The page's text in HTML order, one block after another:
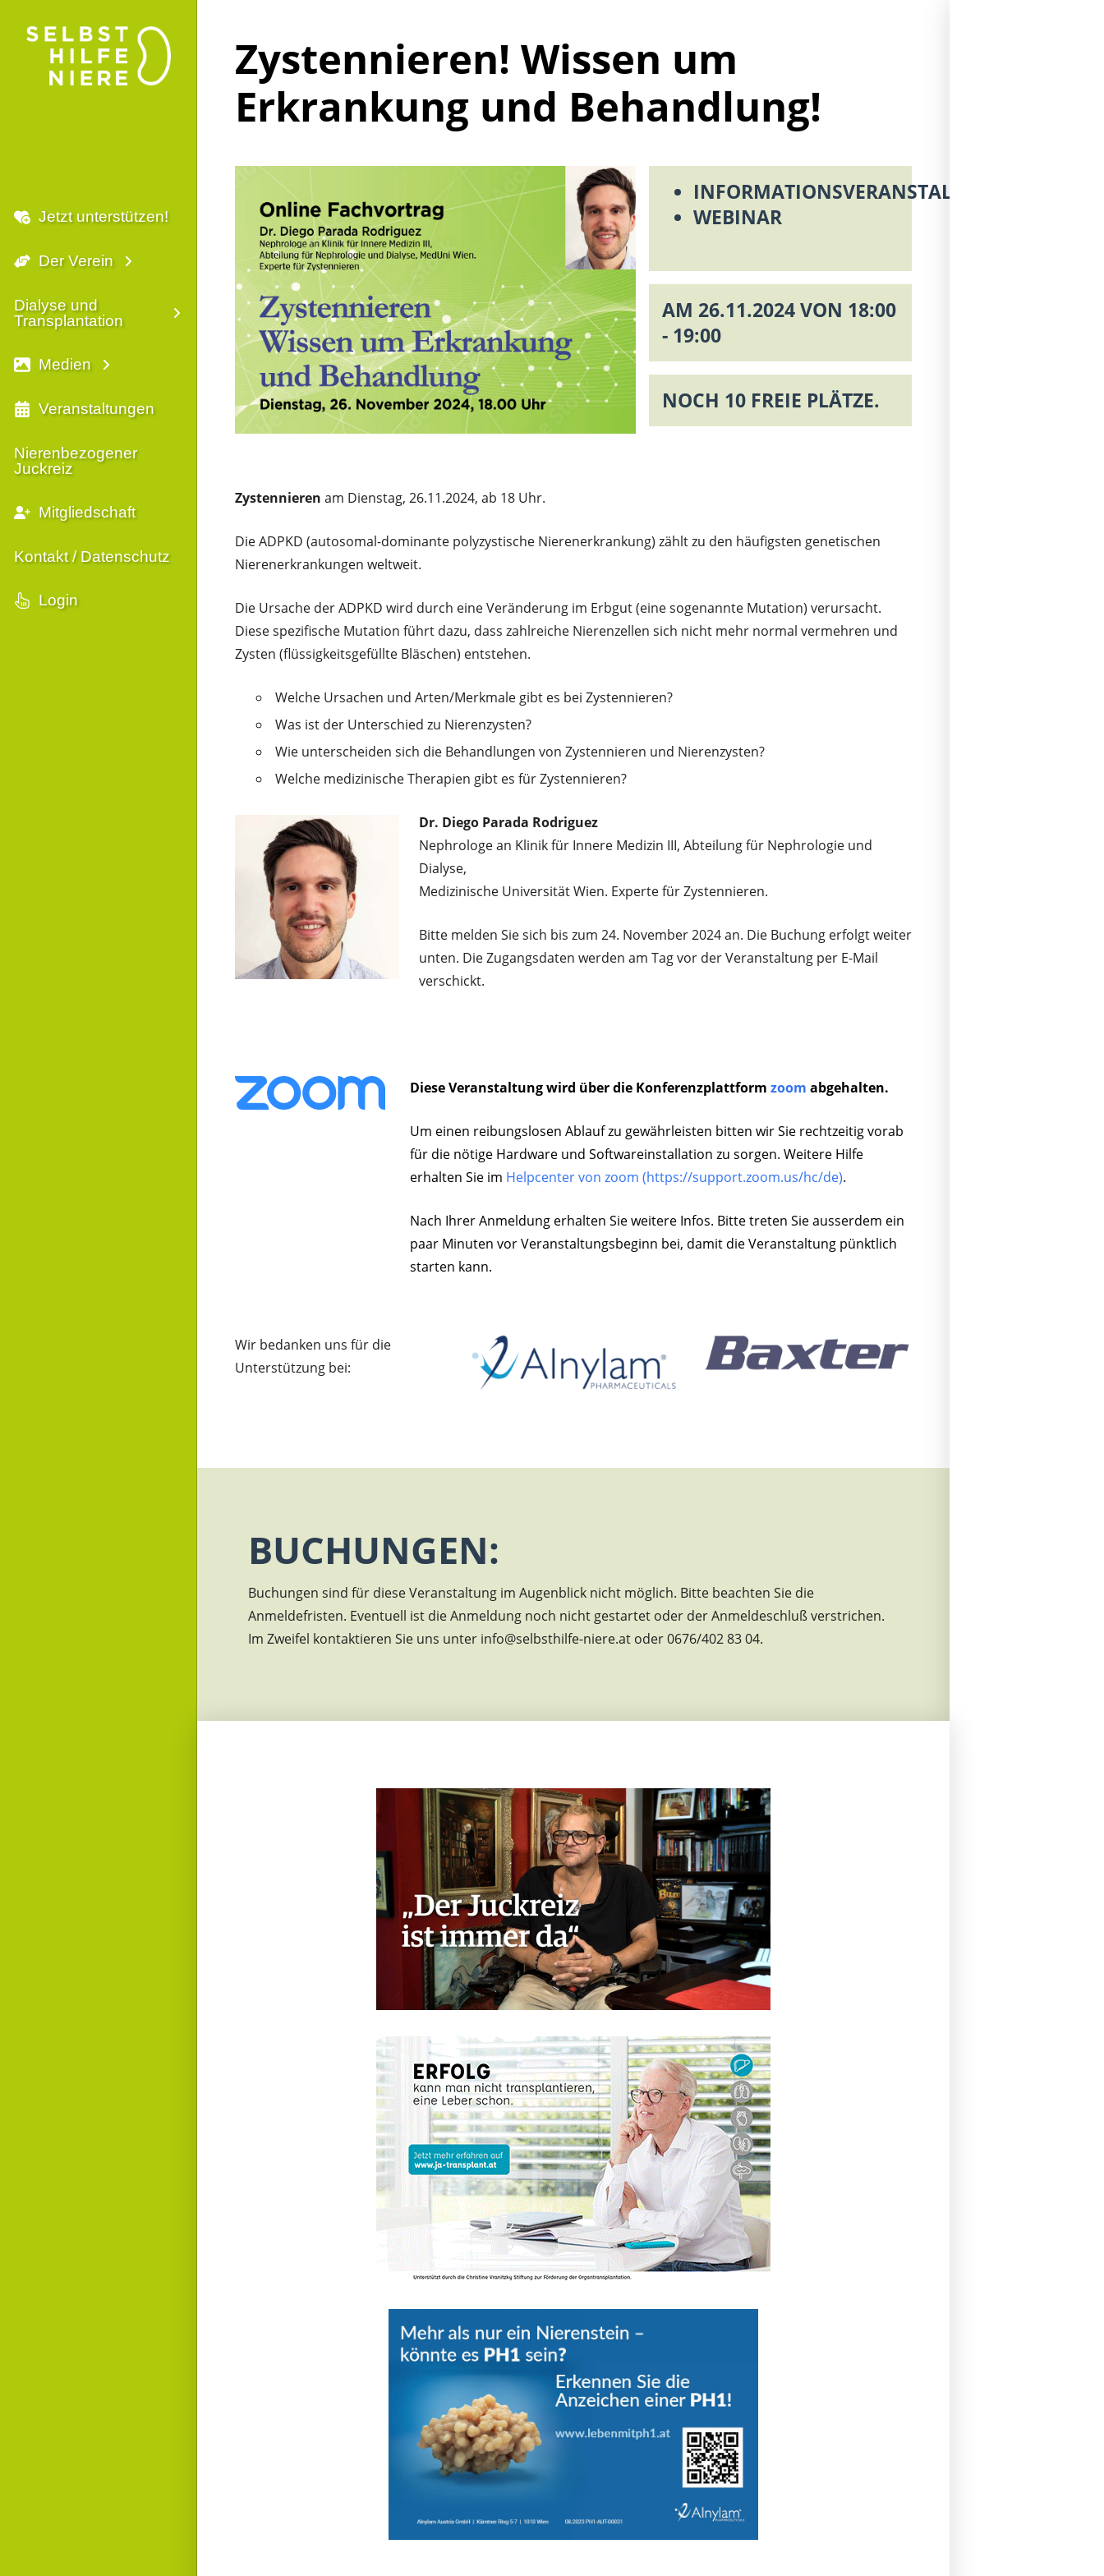
Jetzt unterstützen!
Der Verein
Dialyse und
Transplantation
Medien
Veranstaltungen
Nierenbezogener
Juckreiz
Mitgliedschaft
Kontakt / Datenschutz
Login
Zystennieren! Wissen um
Erkrankung und Behandlung!
INFORMATIONSVERANSTALTUNG
WEBINAR
AM 26.11.2024 VON 18:00
- 19:00
NOCH 10 FREIE PLÄTZE.
Zystennieren am Dienstag, 26.11.2024, ab 18 Uhr.
Die ADPKD (autosomal-dominante polyzystische Nierenerkrankung) zählt zu den häufigsten genetischen
Nierenerkrankungen weltweit.
Die Ursache der ADPKD wird durch eine Veränderung im Erbgut (eine sogenannte Mutation) verursacht.
Diese spezifische Mutation führt dazu, dass zahlreiche Nierenzellen sich nicht mehr normal vermehren und
Zysten (flüssigkeitsgefüllte Bläschen) entstehen.
Welche Ursachen und Arten/Merkmale gibt es bei Zystennieren?
Was ist der Unterschied zu Nierenzysten?
Wie unterscheiden sich die Behandlungen von Zystennieren und Nierenzysten?
Welche medizinische Therapien gibt es für Zystennieren?
Dr. Diego Parada Rodriguez
Nephrologe an Klinik für Innere Medizin III, Abteilung für Nephrologie und
Dialyse,
Medizinische Universität Wien. Experte für Zystennieren.
Bitte melden Sie sich bis zum 24. November 2024 an. Die Buchung erfolgt weiter
unten. Die Zugangsdaten werden am Tag vor der Veranstaltung per E-Mail
verschickt.
Diese Veranstaltung wird über die Konferenzplattformzoom abgehalten.
Um einen reibungslosen Ablauf zu gewährleisten bitten wir Sie rechtzeitig vorab
für die nötige Hardware und Softwareinstallation zu sorgen. Weitere Hilfe
erhalten Sie im Helpcenter von zoom (https://support.zoom.us/hc/de).
Nach Ihrer Anmeldung erhalten Sie weitere Infos. Bitte treten Sie ausserdem ein
paar Minuten vor Veranstaltungsbeginn bei, damit die Veranstaltung pünktlich
starten kann.
Wir bedanken uns für die
Unterstützung bei:
BUCHUNGEN:
Buchungen sind für diese Veranstaltung im Augenblick nicht möglich. Bitte beachten Sie die
Anmeldefristen. Eventuell ist die Anmeldung noch nicht gestartet oder der Anmeldeschluß verstrichen.
Im Zweifel kontaktieren Sie uns unter info@selbsthilfe-niere.at oder 0676/402 83 04.